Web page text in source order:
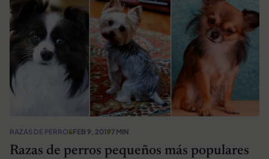
RAZAS DE PERROSFEB 9, 20197 MIN
Razas de perros pequeños más populares